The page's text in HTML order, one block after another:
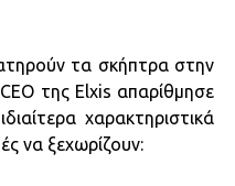
τα σκήπτρα στην
της Elxis απαρίθμησε
χαρακτηριστικά
να ξεχωρίζουν: